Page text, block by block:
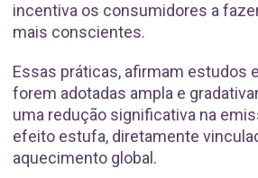
incentiva os consumidores a
mais conscientes.
Essas práticas, afirmam estudos
forem adotadas ampla e
uma redução significativa na
efeito estufa, diretamente
aquecimento global.